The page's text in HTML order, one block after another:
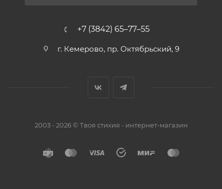
+7 (3842) 65–77–55
г. Кемерово, пр. Октябрьский, 9
2003 - 2026 © Твоя стихия - интернет-магазин